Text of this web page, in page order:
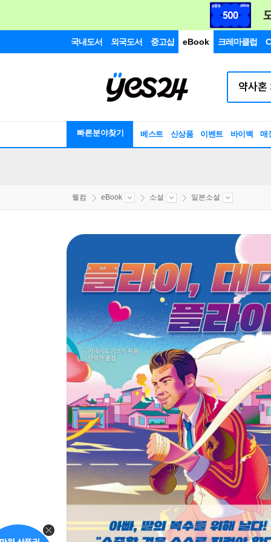
국내도서 외국도서 중고샵 eBook 크레마클럽
빠른분야찾기 베스트 신상품 이벤트 바이백 매
웰컴 eBook 소설 일본소설